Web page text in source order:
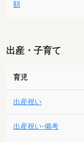
額
出産・子育て
育児
出産祝い
出産祝い-備考